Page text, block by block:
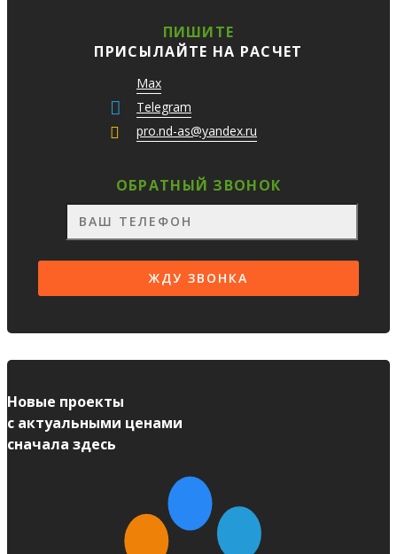
ПИШИТЕ
ПРИСЫЛАЙТЕ НА РАСЧЕТ
Max
Telegram
pro.nd-as@yandex.ru
ОБРАТНЫЙ ЗВОНОК
Новые проекты
с актуальными ценами
сначала здесь